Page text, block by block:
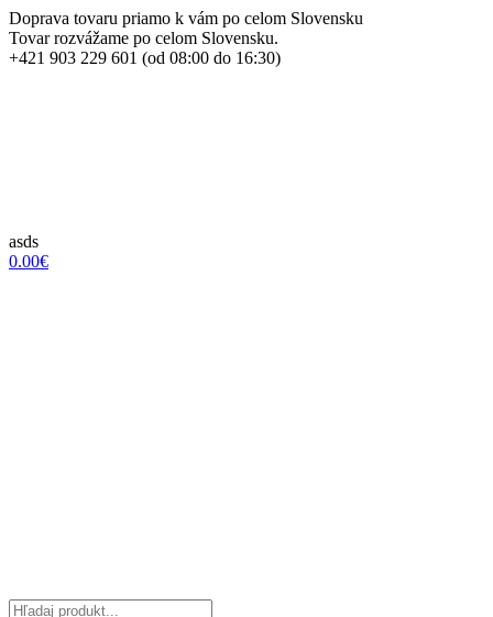
Doprava tovaru priamo k vám po celom Slovensku
Tovar rozvážame po celom Slovensku.
+421 903 229 601 (od 08:00 do 16:30)
asds
0.00€